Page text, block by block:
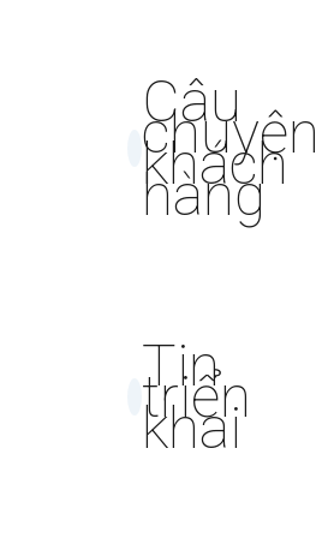
Câu
chuyện
khách
hàng
Tin
triển
khai